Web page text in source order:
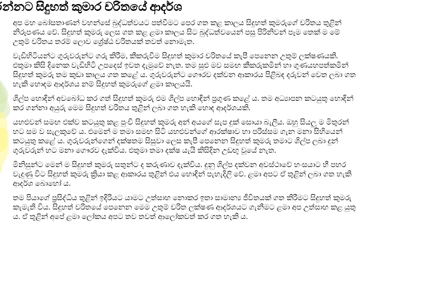
සිදුහත් කුමාර චරිතයේ ආදර්ශ
අප මහ බෝසතාණන් වහන්සේ බුද්ධත්වයට පත්වීමට පෙර ගත කළ කාලය සිදුහත් කුමරුගේ චරිතය තුළින්
නිරූපණය වේ. සිදුහත් කුමරු ලෙස ගත කළ ළමා කාලය සිට බුද්ධත්වයෙන් පසු පිරිනිවන් පෑම තෙක් ම මේ
උතුම් චරිතය තරම් ලොව ශ්‍රේෂ්ඨ චරිතයක් තවත් නොමැත.
වැඩිහිටියන්ට ගුරුවරුන්ට ගරු කිරීම, කීකරුවීම සිදුහත් කුමාර චරිතයේ කැපී පෙනෙන උතුම් ලක්ෂණයකි.
එතුමා කිසි දිනෙක වැඩිහිටි උපදෙස් ඉවත දැමුවේ නැත. තම සුළු මව සමඟ කීකරුකමින් හා ගුණයහපත්කමින්
සිදුහත් කුමරු තම කුඩා කාලය ගත කළේ ය. ගුරුවරුන්ට ගෞරව දක්වන ආකාරය පිළිබඳ දරුවන් වෙත ලබා ගත
හැකි හොඳම ආදර්ශය නම් සිදුහත් කුමරුගේ ළමා කාලයයි.
ශිල්ප හොඳින් අවබෝධ කර ගත් සිදුහත් කුමරු එම ශිල්ප හොඳින් ප්‍රගුණ කළේ ය. තම අධ්‍යාපන කටයුතු හොඳින්
කර ගන්නා අයුරු මෙම සිදුහත් චරිතය තුළින් ලබා ගත හැකි හොඳ ආදර්ශයකි.
යහළුවන් සමඟ එක්ව කටයුතු කළ පුංචි සිදුහත් කුමරු අන් අයගේ සැප දුක් සොයා බැලීය. ඔහු සියලු ම මිතුරන්
හට සම ව සැලකුවේ ය. එමෙන් ම තමා සමඟ සිටි යහළුවන්ගේ ආරක්ෂාව හා පරිස්සම ගැන මනා සිහියෙන්
කටයුතු කළේ ය. ගුරුවරුන්ගෙන් දක්ෂතම සිසුවා ලෙස කැපී පෙනෙන සිදුහත් කුමරු තමාට ශිල්ප ලබා දුන්
ගුරුවරුන් හට මනා ගෞරව දැක්විය. එතුමා තමා දක්ෂ යැයි කිසිදින උඩඟු වූයේ නැත.
මිනිසුන්ට මෙන් ම සිදුහත් කුමරු සතුන්ට ද කරුණාව දැක්විය. දුනු ශිල්ප දක්වන අවස්ථාවේ හංසයාට හී පහර
වැදුණු විට සිදුහත් කුමරු ක්‍රියා කළ ආකාරය තුළින් එය හොඳින් පැහැදිලි වේ. ළමා අපට ඒ තුළින් ලබා ගත හැකි
ආදර්ශ බොහෝ ය.
තම පියාගේ ප්‍රසිද්ධිය තුළින් ඉදිරියට යාමට උත්සාහ නොකර ඉතා සාමාන්‍ය ජීවිතයක් ගත කිරීමට සිදුහත් කුමරු
කැමැති විය. සිදුහත් චරිතයේ පෙනෙන මෙම උතුම් චරිත ලක්ෂණ ආදර්ශයට ගැනීමට ළමා අප උත්සාහ කළ යුතු
ය. ඒ තුළින් අපේ ළමා ලෝකය අපට තව තවත් ආලෝකවත් කර ගත හැකි ය.